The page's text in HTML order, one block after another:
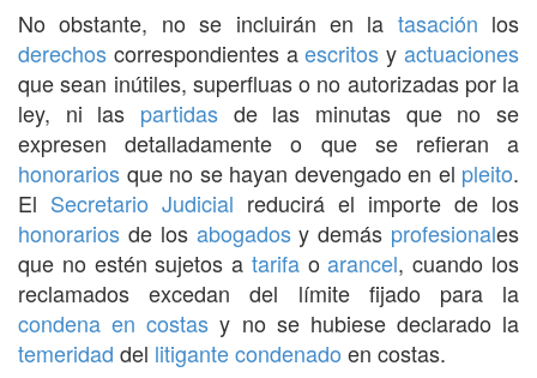
No obstante, no se incluirán en la tasación los
derechos correspondientes aescritos yactuaciones
que sean inútiles, superfluas o no autorizadas por la
ley, ni las partidas de las minutas que no se
expresen detalladamente o que se refieran a
honorarios que no se hayan devengado en el pleito.
El Secretario Judicial reducirá el importe de los
honorarios de los abogadosy demás profesionales
que no estén sujetos a tarifaoarancel, cuando los
reclamados excedan del límite fijado para la
condena en costas y no se hubiese declarado la
temeridad del litigantecondenado en costas.